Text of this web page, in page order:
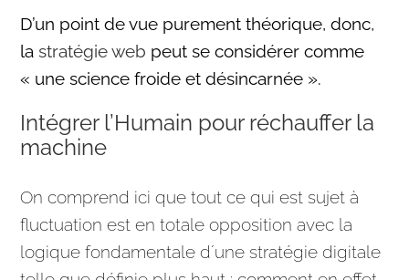
D’un point de vue purement théorique, donc,
lastratégie web peut se considérer comme
« une science froide et désincarnée ».
Intégrer l’Humain pour réchauffer la
machine
On comprend ici que tout ce qui est sujet à
fluctuation est en totale opposition avec la
logique fondamentale d´unestratégie digitale